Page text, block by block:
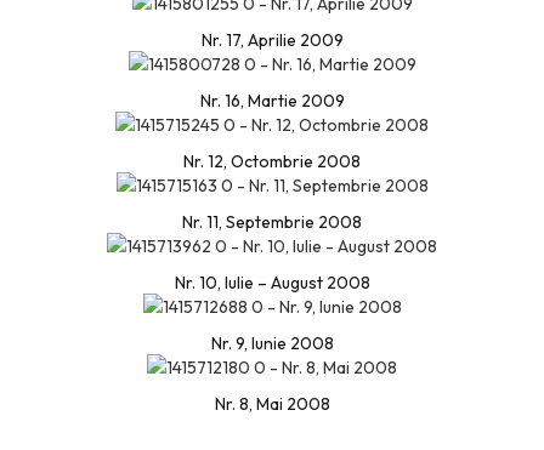
Nr. 17, Aprilie 2009
Nr. 16, Martie 2009
Nr. 12, Octombrie 2008
Nr. 11, Septembrie 2008
Nr. 10, Iulie – August 2008
Nr. 9, Iunie 2008
Nr. 8, Mai 2008